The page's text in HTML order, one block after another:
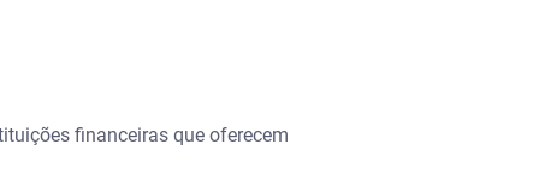
financeiras que oferecem